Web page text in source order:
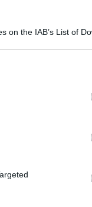
on the IAB’s List of
You may click
for below specified
in
tutti
lo
la